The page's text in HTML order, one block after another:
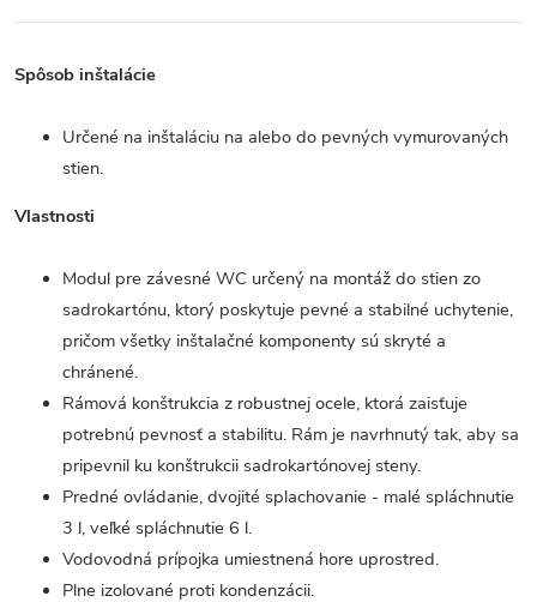
Spôsob inštalácie
Určené na inštaláciu na alebo do pevných vymurovaných
stien.
Vlastnosti
Modul pre závesné WC určený na montáž do stien zo
sadrokartónu, ktorý poskytuje pevné a stabilné uchytenie,
pričom všetky inštalačné komponenty sú skryté a
chránené.
Rámová konštrukcia z robustnej ocele, ktorá zaisťuje
potrebnú pevnosť a stabilitu. Rám je navrhnutý tak, aby sa
pripevnil ku konštrukcii sadrokartónovej steny.
Predné ovládanie, dvojité splachovanie - malé spláchnutie
3 l, veľké spláchnutie 6 l.
Vodovodná prípojka umiestnená hore uprostred.
Plne izolované proti kondenzácii.